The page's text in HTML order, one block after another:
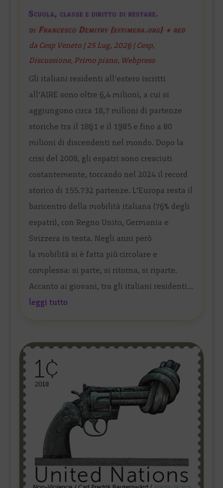
Scuola, classe e diritto di restare.
di Francesco Demitry (effimera.org) + red
da Cesp Veneto |25 Lug, 2026| Cesp,
Discussione, Primo piano, Webpress
Gli italiani residenti all'estero iscritti
all'AIRE sono oltre 6,4 milioni, a cui si
aggiungono circa 18,7 milioni di partenze
storiche tra il 1861 e il 1985 e fino a 80
milioni di discendenti nel mondo. Dopo la
crisi del 2008, gli espatri sono cresciuti
costantemente, toccando nel 2024 il record
storico di 155.732 partenze. L’Europa resta il
baricentro della mobilità italiana (76% degli
espatri), con Regno Unito, Germania e
Svizzera in testa. Negli anni però
la mobilità si è fatta più circolare e
complessa: si parte, si ritorna, si riparte.
Accanto ai giovani, tra gli italiani residenti...
leggi tutto